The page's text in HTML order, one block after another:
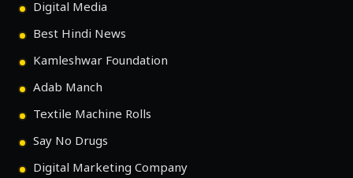
Digital Media
Best Hindi News
Kamleshwar Foundation
Adab Manch
Textile Machine Rolls
Say No Drugs
Digital Marketing Company